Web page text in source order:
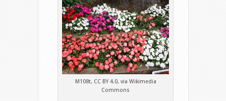
M108t, CC BY 4.0, via Wikimedia
Commons